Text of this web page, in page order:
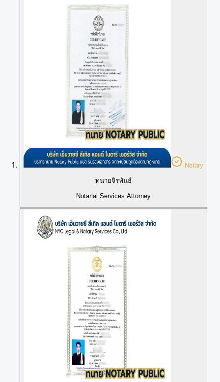
Notary
ทนายจิรพันธ์
Notarial Services Attorney